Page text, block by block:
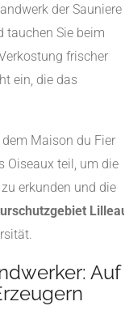
der Sauniere
tauchen Sie beim
frischer
ein, die das
Maison du Fier
Oiseaux teil, um die
erkunden und die
Auf